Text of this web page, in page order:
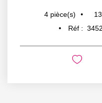
4 pièce(s)
Réf : 3452